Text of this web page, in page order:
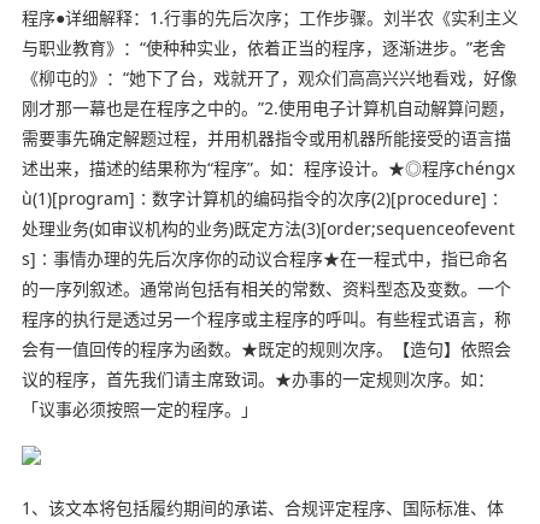
程序●详细解释：1.行事的先后次序；工作步骤。刘半农《实利主义
与职业教育》：“使种种实业，依着正当的程序，逐渐进步。”老舍
《柳屯的》：“她下了台，戏就开了，观众们高高兴兴地看戏，好像
刚才那一幕也是在程序之中的。”2.使用电子计算机自动解算问题，
需要事先确定解题过程，并用机器指令或用机器所能接受的语言描
述出来，描述的结果称为“程序”。如：程序设计。★◎程序chéngx
ù(1)[program]∶数字计算机的编码指令的次序(2)[procedure]∶
处理业务(如审议机构的业务)既定方法(3)[order;sequenceofevent
s]∶事情办理的先后次序你的动议合程序★在一程式中，指已命名
的一序列叙述。通常尚包括有相关的常数、资料型态及变数。一个
程序的执行是透过另一个程序或主程序的呼叫。有些程式语言，称
会有一值回传的程序为函数。★既定的规则次序。【造句】依照会
议的程序，首先我们请主席致词。★办事的一定规则次序。如：
「议事必须按照一定的程序。」
1、该文本将包括履约期间的承诺、合规评定程序、国际标准、体